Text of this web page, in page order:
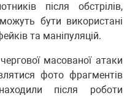
після обстрілів,
бути використані
та маніпуляцій.
масованої атаки
фото фрагментів
після роботи